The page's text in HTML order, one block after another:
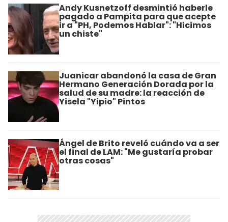
Andy Kusnetzoff desmintió haberle
pagado a Pampita para que acepte
ir a "PH, Podemos Hablar": "Hicimos
un chiste"
Juanicar abandonó la casa de Gran
Hermano Generación Dorada por la
salud de su madre: la reacción de
Yisela "Yipio" Pintos
Ángel de Brito reveló cuándo va a ser
el final de LAM: "Me gustaría probar
otras cosas"